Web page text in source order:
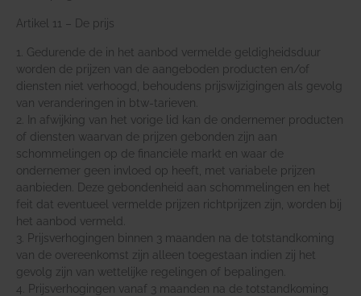
Artikel 11 – De prijs
1. Gedurende de in het aanbod vermelde geldigheidsduur
worden de prijzen van de aangeboden producten en/of
diensten niet verhoogd, behoudens prijswijzigingen als gevolg
van veranderingen in btw-tarieven.
2. In afwijking van het vorige lid kan de ondernemer producten
of diensten waarvan de prijzen gebonden zijn aan
schommelingen op de financiële markt en waar de
ondernemer geen invloed op heeft, met variabele prijzen
aanbieden. Deze gebondenheid aan schommelingen en het
feit dat eventueel vermelde prijzen richtprijzen zijn, worden bij
het aanbod vermeld.
3. Prijsverhogingen binnen 3 maanden na de totstandkoming
van de overeenkomst zijn alleen toegestaan indien zij het
gevolg zijn van wettelijke regelingen of bepalingen.
4. Prijsverhogingen vanaf 3 maanden na de totstandkoming